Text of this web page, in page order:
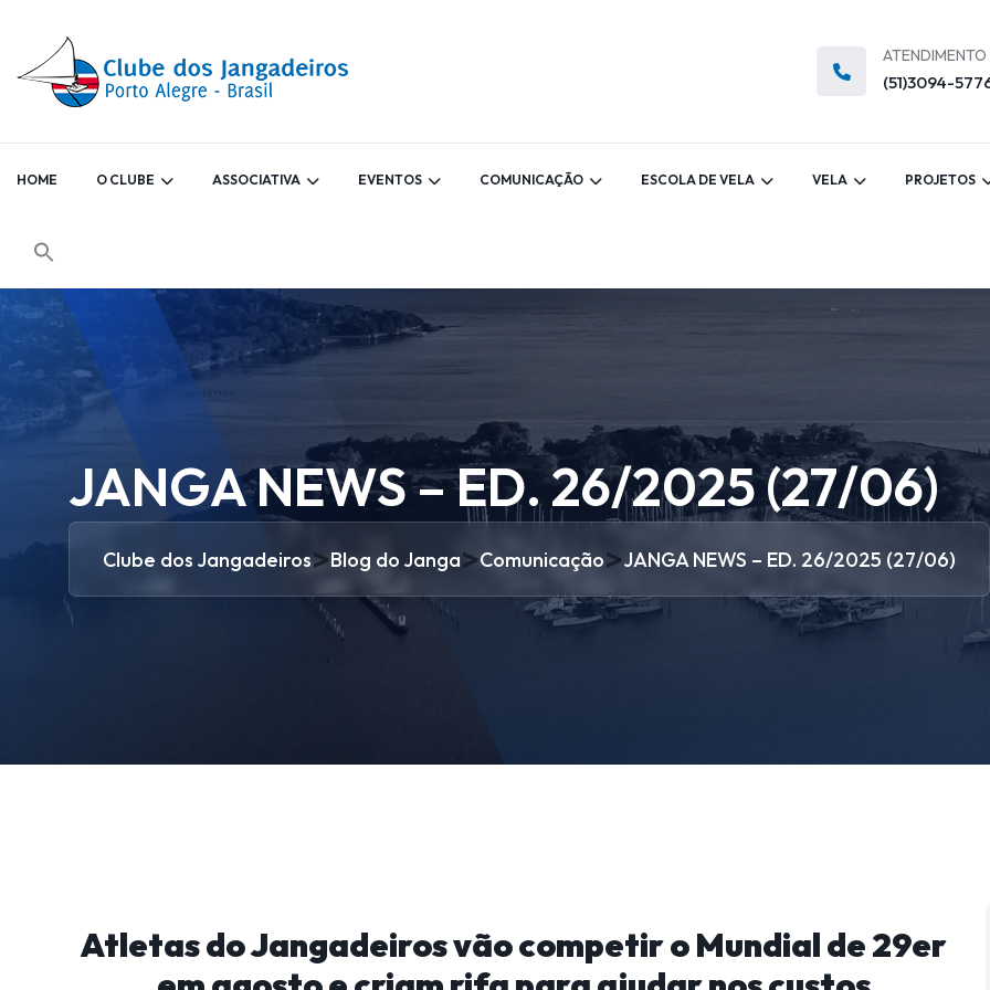
ATENDIMENTO
(51)3094-
HOME O CLUBE ASSOCIATIVA EVENTOS COMUNICAÇÃO ESCOLA DE VELA VELA PROJETOS
JANGA NEWS – ED. 26/2025 (27/06)
Clube dos Jangadeiros>Blog do Janga>Comunicação>JANGA NEWS – ED. 26/2025 (27/06)
Atletas do Jangadeiros vão competir o Mundial de 29er